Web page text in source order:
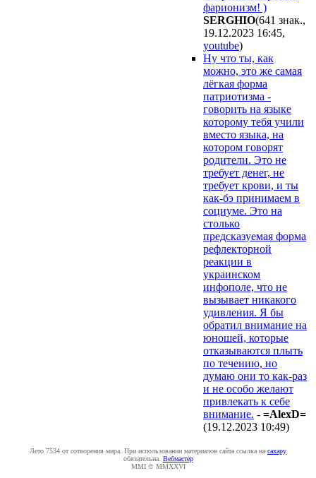
фарионизм! )
SERGHIO(641 знак.,
19.12.2023 16:45,
youtube)
Ну что ты, как
можно, это же самая
лёгкая форма
патриотизма -
говорить на языке
которому тебя учили
вместо языка, на
котором говорят
родители. Это не
требует денег, не
требует крови, и ты
как-бэ принимаем в
социуме. Это на
столько
предсказуемая форма
рефлекторной
реакции в
украинском
инфополе, что не
вызывает никакого
удивления. Я бы
обратил внимание на
юношей, которые
отказываются плыть
по течению, но
думаю они то как-раз
и не особо желают
привлекать к себе
внимание. - =AlexD=
(19.12.2023 10:49)
Лето 7534 от сотворения мира. При использовании материалов сайта ссылка на caxapу
обязательна. Вебмастер
MMI © MMXXVI